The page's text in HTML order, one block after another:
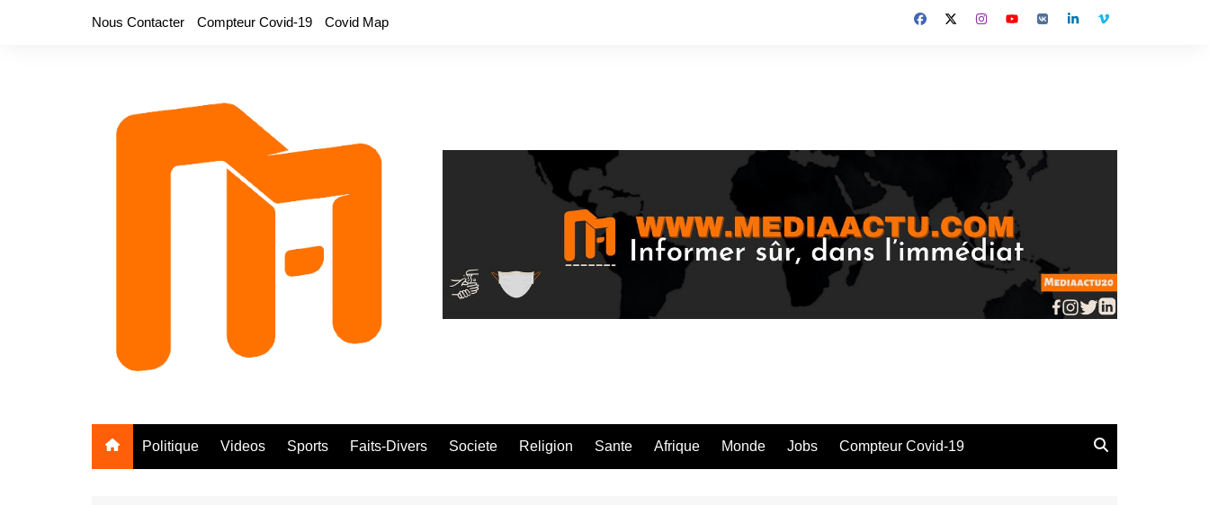
Nous Contacter Compteur Covid-19 Covid Map
Politique Videos Sports Faits-Divers Societe Religion Sante Afrique Monde Jobs Compteur Covid-19